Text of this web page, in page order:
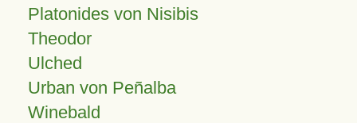
Platonides von Nisibis
Theodor
Ulched
Urban von Peñalba
Winebald